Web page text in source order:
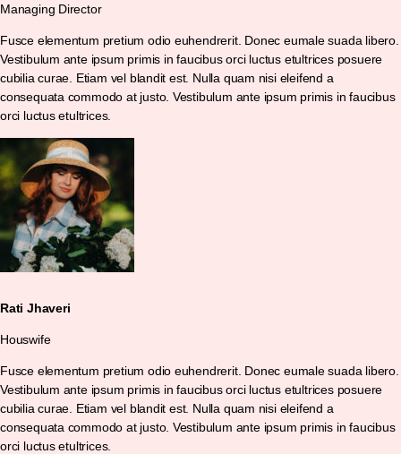
Managing Director
Fusce elementum pretium odio euhendrerit. Donec eumale suada libero.
Vestibulum ante ipsum primis in faucibus orci luctus etultrices posuere
cubilia curae. Etiam vel blandit est. Nulla quam nisi eleifend a
consequata commodo at justo. Vestibulum ante ipsum primis in faucibus
orci luctus etultrices.
Rati Jhaveri
Houswife
Fusce elementum pretium odio euhendrerit. Donec eumale suada libero.
Vestibulum ante ipsum primis in faucibus orci luctus etultrices posuere
cubilia curae. Etiam vel blandit est. Nulla quam nisi eleifend a
consequata commodo at justo. Vestibulum ante ipsum primis in faucibus
orci luctus etultrices.